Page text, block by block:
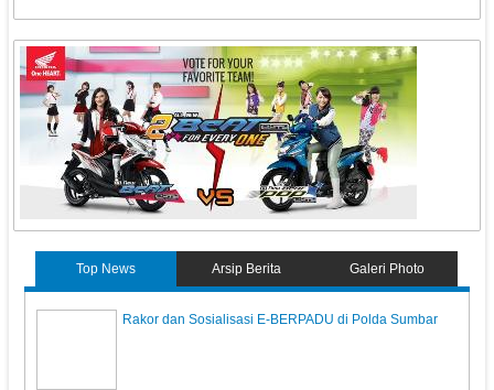
Top News Arsip Berita Galeri Photo
Rakor dan Sosialisasi E-BERPADU di Polda Sumbar